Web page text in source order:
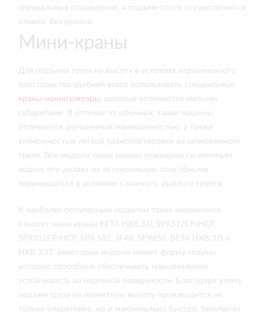
специальные ограждения, а подъем-спуск осуществляется
плавно, без рывков.
Мини-краны
Для подъема груза на высоту в условиях ограниченного
пространства удобней всего использовать специальные
краны манипуляторы, которые отличаются малыми
габаритами. В отличие от обычных, такие машины
отличаются улучшенной маневренностью, а также
возможностью легкой транспортировки на низкорамном
трале. Все модели таких машин оснащены гусеничным
ходом, что делает их автономными, способными
перемещаться в условиях сложного, рыхлого грунта.
К наиболее популярным моделям таких механизмов
относят мини краны BETA HXB 3.0, SPX312CP/HCP,
SPX312CP/HCP, SPX 532, JF40, SPX650, BETA HXB 3.0 и
HXB 3.2T. некоторые модели имеют форму «паука»,
которые способные обеспечивать максимальную
устойчивость на неровной поверхности. Благодаря этому
подъем груза на проектную высоту производится не
только оперативно, но и максимально быстро, безопасно.